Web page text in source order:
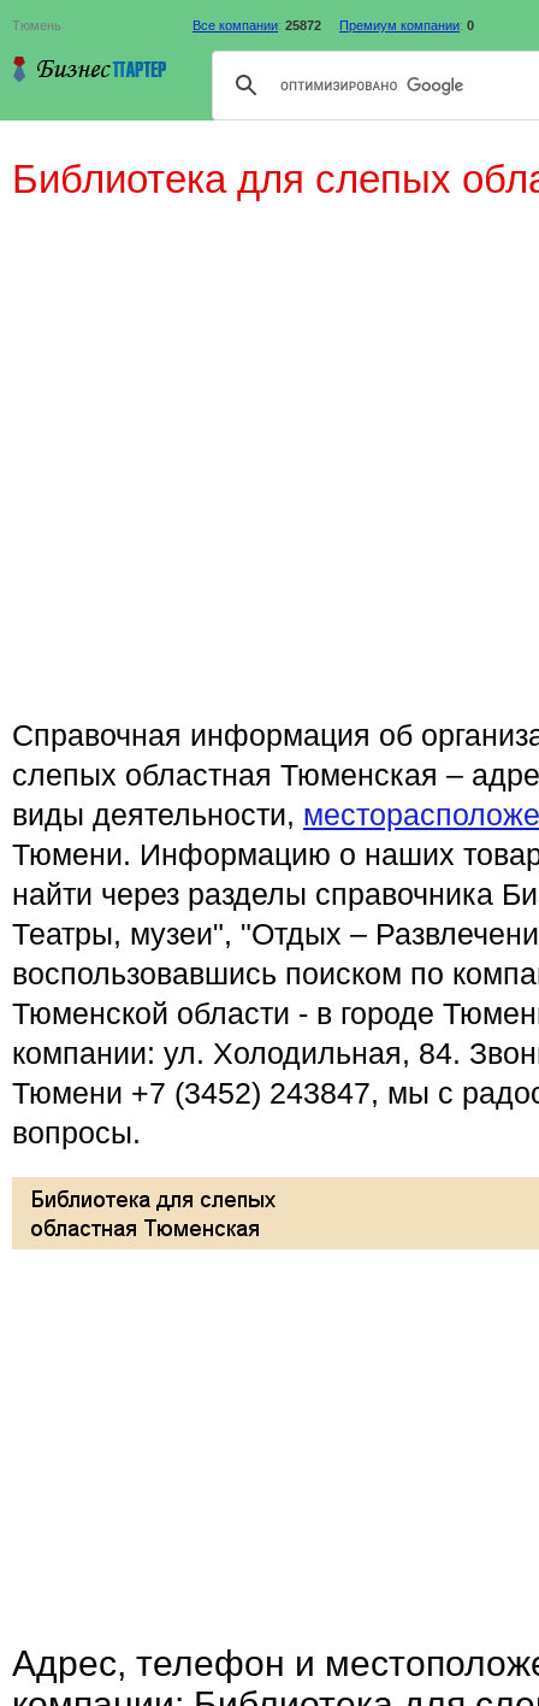
Тюмень Все компании: 25872 Премиум компании: 0
Библиотека для слепых
Справочная информация об
слепых областная Тюменская –
виды деятельности,
Тюмени. Информацию о наших
найти через разделы справочника
Театры, музеи", "Отдых –
воспользовавшись поиском по
Тюменской области - в городе
компании: ул. Холодильная, 84.
Тюмени +7 (3452) 243847, мы с
вопросы.
Адрес, телефон и